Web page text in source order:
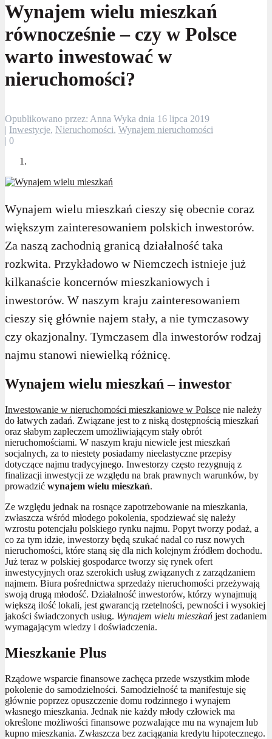
Wynajem wielu mieszkań
równocześnie – czy w Polsce
warto inwestować w
nieruchomości?
Opublikowano przez: Anna Wyka dnia 16 lipca 2019
| Inwestycje, Nieruchomości, Wynajem nieruchomości
| 0
Wynajem wielu mieszkań cieszy się obecnie coraz
większym zainteresowaniem polskich inwestorów.
Za naszą zachodnią granicą działalność taka
rozkwita. Przykładowo w Niemczech istnieje już
kilkanaście koncernów mieszkaniowych i
inwestorów. W naszym kraju zainteresowaniem
cieszy się głównie najem stały, a nie tymczasowy
czy okazjonalny. Tymczasem dla inwestorów rodzaj
najmu stanowi niewielką różnicę.
Wynajem wielu mieszkań – inwestor
Inwestowanie w nieruchomości mieszkaniowe w Polsce nie należy
do łatwych zadań. Związane jest to z niską dostępnością mieszkań
oraz słabym zapleczem umożliwiającym stały obrót
nieruchomościami. W naszym kraju niewiele jest mieszkań
socjalnych, za to niestety posiadamy nieelastyczne przepisy
dotyczące najmu tradycyjnego. Inwestorzy często rezygnują z
finalizacji inwestycji ze względu na brak prawnych warunków, by
prowadzić wynajem wielu mieszkań.
Ze względu jednak na rosnące zapotrzebowanie na mieszkania,
zwłaszcza wśród młodego pokolenia, spodziewać się należy
wzrostu potencjału polskiego rynku najmu. Popyt tworzy podaż, a
co za tym idzie, inwestorzy będą szukać nadal co rusz nowych
nieruchomości, które staną się dla nich kolejnym źródłem dochodu.
Już teraz w polskiej gospodarce tworzy się rynek ofert
inwestycyjnych oraz szerokich usług związanych z zarządzaniem
najmem. Biura pośrednictwa sprzedaży nieruchomości przeżywają
swoją drugą młodość. Działalność inwestorów, którzy wynajmują
większą ilość lokali, jest gwarancją rzetelności, pewności i wysokiej
jakości świadczonych usług. Wynajem wielu mieszkań jest zadaniem
wymagającym wiedzy i doświadczenia.
Mieszkanie Plus
Rządowe wsparcie finansowe zachęca przede wszystkim młode
pokolenie do samodzielności. Samodzielność ta manifestuje się
głównie poprzez opuszczenie domu rodzinnego i wynajem
własnego mieszkania. Jednak nie każdy młody człowiek ma
określone możliwości finansowe pozwalające mu na wynajem lub
kupno mieszkania. Zwłaszcza bez zaciągania kredytu hipotecznego.